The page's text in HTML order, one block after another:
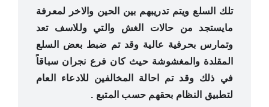
تلك السلع ويتم تدريبهم بين الحين والاخر لمعرفة
مايستجد من حالات
الغش والتي وللاسف تعد
وتمارس بحرفية عالية وقد تم ضبط بعض السلع
المقلدة والمغشوشة حيث كان فرع نجران سباقاً
في ذلك وقد تم احالة المخالفين للادعاء العام
لتطبيق النظام بحقهم حسب المتبع .